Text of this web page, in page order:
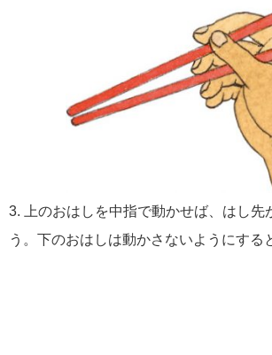
3. 上のおはしを中指で動かせば、はし先
う。下のおはしは動かさないようにする